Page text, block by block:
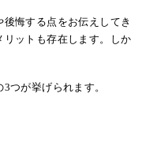
悔する点をお伝えしてき
リットも存在します。しか
つが挙げられます。